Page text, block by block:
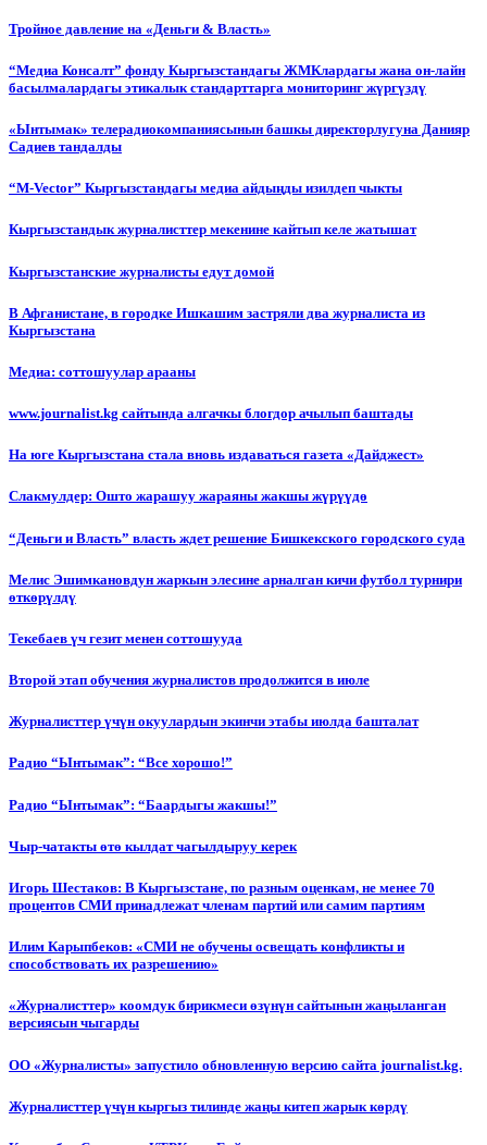
Тройное давление на «Деньги & Власть»
“Медиа Консалт” фонду Кыргызстандагы ЖМКлардагы жана он-лайн
басылмалардагы этикалык стандарттарга мониторинг жүргүздү
«Ынтымак» телерадиокомпаниясынын башкы директорлугуна Данияр
Садиев тандалды
“М-Vector” Кыргызстандагы медиа айдыңды изилдеп чыкты
Кыргызстандык журналисттер мекенине кайтып келе жатышат
Кыргызстанские журналисты едут домой
В Афганистане, в городке Ишкашим застряли два журналиста из
Кыргызстана
Медиа: соттошуулар арааны
www.journalist.kg сайтында алгачкы блогдор ачылып баштады
На юге Кыргызстана стала вновь издаваться газета «Дайджест»
Слакмулдер: Ошто жарашуу жараяны жакшы жүрүүдө
“Деньги и Власть” власть ждет решение Бишкекского городского суда
Мелис Эшимкановдун жаркын элесине арналган кичи футбол турнири
өткөрүлдү
Текебаев үч гезит менен соттошууда
Второй этап обучения журналистов продолжится в июле
Журналисттер үчүн окуулардын экинчи этабы июлда башталат
Радио “Ынтымак”: “Все хорошо!”
Радио “Ынтымак”: “Баардыгы жакшы!”
Чыр-чатакты өтө кылдат чагылдыруу керек
Игорь Шестаков: В Кыргызстане, по разным оценкам, не менее 70
процентов СМИ принадлежат членам партий или самим партиям
Илим Карыпбеков: «СМИ не обучены освещать конфликты и
способствовать их разрешению»
«Журналисттер» коомдук бирикмеси өзүнүн сайтынын жаңыланган
версиясын чыгарды
ОО «Журналисты» запустило обновленную версию сайта journalist.kg.
Журналисттер үчүн кыргыз тилинде жаңы китеп жарык көрдү